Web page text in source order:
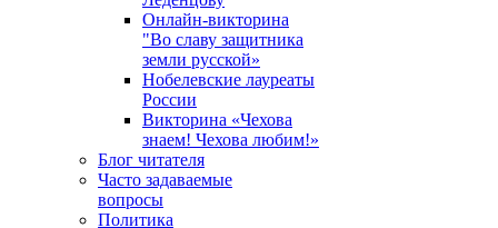
Онлайн-викторина
"Во славу защитника
земли русской»
Нобелевские лауреаты
России
Викторина «Чехова
знаем! Чехова любим!»
Блог читателя
Часто задаваемые
вопросы
Политика